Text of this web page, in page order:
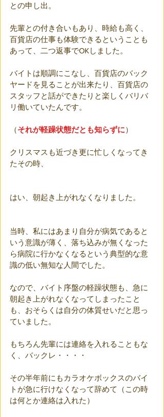
との申し出。
先輩との付き合いもあり、時給も高く、
百貨店の仕事も体験できるということも
あって、二つ返事でOKしました。
バイトは順調にこなし、百貨店のバック
ヤードを見ることが出来たり、百貨店の
スタッフと話ができたりと楽しくバリバ
リ働いていたんです。
（それが軽躁状態だとも知らずに）
クリスマスも近づき更に忙しくなってき
たその時、
はい、朝起き上がれなくなりました。
当時、私にはあまり自分が病気であると
いう意識が薄く、落ち込みが無くなった
ら病院に行かなくなるという典型的な意
識の低い無知な人間でした。
なので、バイト序盤の軽躁状態も、急に
朝起き上がれなくなってしまったこと
も、おそらくは自分の体質せいだと思っ
ていました。
もちろん先輩には連絡を入れることもな
く、バックレ・・・・
その半年前にもカラオケボックスのバイ
トが急に行けなくなって辞めて（この時
は何とか連絡は入れた）